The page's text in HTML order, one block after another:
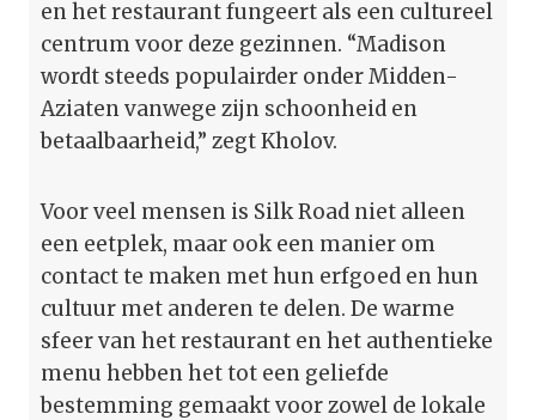
en het restaurant fungeert als een cultureel
centrum voor deze gezinnen. “Madison
wordt steeds populairder onder Midden-
Aziaten vanwege zijn schoonheid en
betaalbaarheid,” zegt Kholov.
Voor veel mensen is Silk Road niet alleen
een eetplek, maar ook een manier om
contact te maken met hun erfgoed en hun
cultuur met anderen te delen. De warme
sfeer van het restaurant en het authentieke
menu hebben het tot een geliefde
bestemming gemaakt voor zowel de lokale